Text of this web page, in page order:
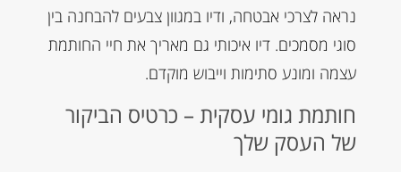
נראה לצרכי אבטחה, ודיו במגוון צבעים להבחנה בין
סוגי מסמכים. דיו איכותי גם מאריך את חיי החותמת
עצמה ומונע סתימות וייבוש מוקדם.
חותמת גומי עסקית – כרטיס הביקור
של העסק שלך